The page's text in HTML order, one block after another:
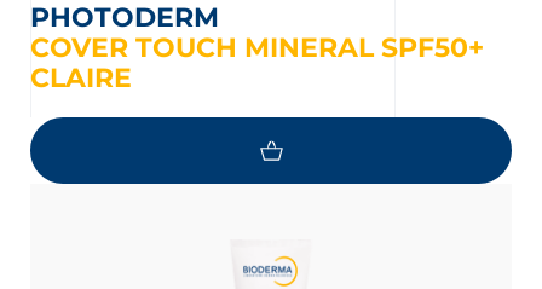
PHOTODERM
COVER TOUCH MINERAL SPF50+
CLAIRE